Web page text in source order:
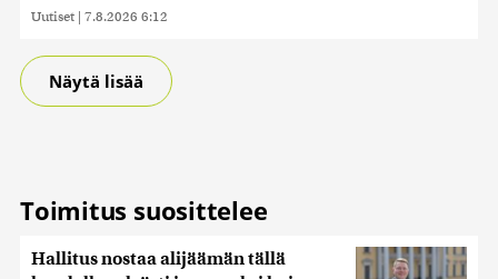
Uutiset | 7.8.2026 6:12
Näytä lisää
Toimitus suosittelee
Hallitus nostaa alijäämän tällä